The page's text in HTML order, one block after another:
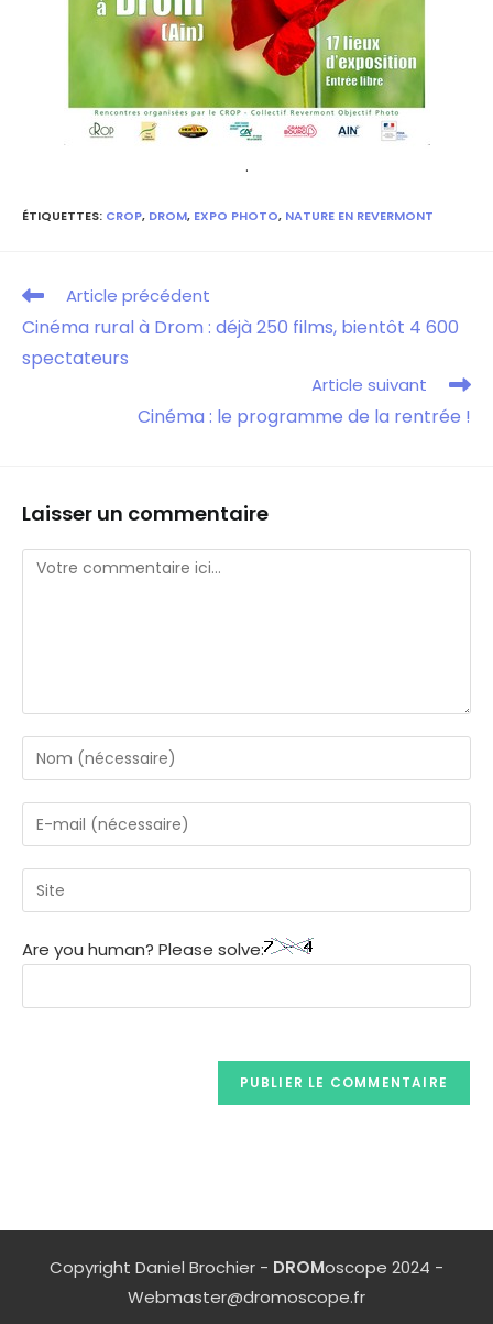
.
ÉTIQUETTES: CROP, DROM, EXPO PHOTO, NATURE EN REVERMONT
Article précédent
Cinéma rural à Drom : déjà 250 films, bientôt 4 600
spectateurs
Article suivant
Cinéma : le programme de la rentrée !
Laisser un commentaire
Are you human? Please solve:
Copyright Daniel Brochier - DROMoscope 2024 -
Webmaster@dromoscope.fr